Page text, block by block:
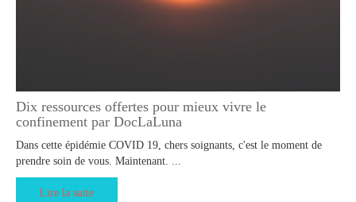
Dix ressources offertes pour mieux vivre le
confinement par DocLaLuna
Dans cette épidémie COVID 19, chers soignants, c'est le moment de
prendre soin de vous. Maintenant. ...
Lire la suite